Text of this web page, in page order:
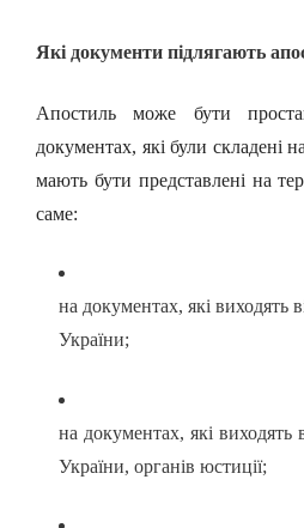
Які документи підлягають
Апостиль може бути
документах, які були складені
мають бути представлені на
саме:
на документах, які виходять
України;
на документах, які виходять
України, органів юстиції;